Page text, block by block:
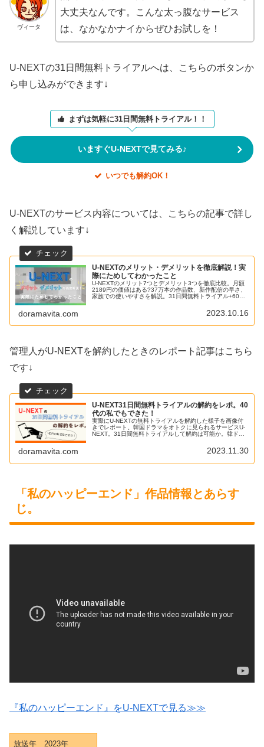
ヴィータ
大丈夫なんです。こんな太っ腹なサービス
は、なかなかナイからぜひお試しを！
U-NEXTの31日間無料トライアルへは、こちらのボタンか
ら申し込みができます↓
まずは気軽に31日間無料トライアル！！
いますぐU-NEXTで見てみる♪
いつでも解約OK！
U-NEXTのサービス内容については、こちらの記事で詳し
く解説しています↓
U-NEXTのメリット・デメリットを徹底解説！実
際にためしてわかったこと
U-NEXTのメリット7つとデメリット3つを徹底比較。月額
2189円の価値はある?37万本の作品数、新作配信の早さ、
家族での使いやすさを解説。31日間無料トライアル+600
doramavita.com 2023.10.16
管理人がU-NEXTを解約したときのレポート記事はこちら
です↓
U-NEXT31日間無料トライアルの解約をレポ。40
代の私でもできた！
実際にU-NEXTの無料トライアルを解約した様子を画像付
きでレポート。韓国ドラマをオトクに見られるサービスU-
NEXT。31日間無料トライアルして解約は可能か。韓ドラ
doramavita.com 2023.11.30
「私のハッピーエンド」作品情報とあらす
じ。
『私のハッピーエンド』をU-NEXTで見る≫≫
放送年 2023年